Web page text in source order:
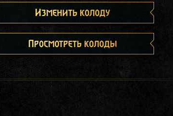
Изменить колоду
Просмотреть колоды